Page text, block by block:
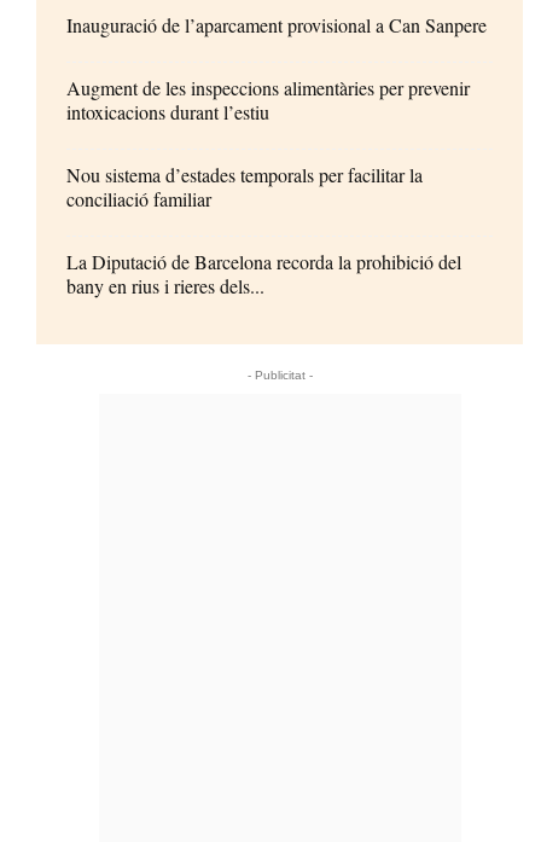
Inauguració de l’aparcament provisional a Can Sanpere
Augment de les inspeccions alimentàries per prevenir
intoxicacions durant l’estiu
Nou sistema d’estades temporals per facilitar la
conciliació familiar
La Diputació de Barcelona recorda la prohibició del
bany en rius i rieres dels...
- Publicitat -